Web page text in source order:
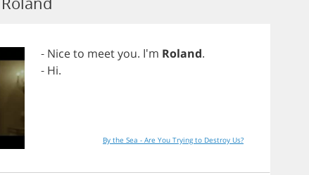
- Niceto meetyou. I'm Roland.
- Hi.
By the Sea - Are You Trying to Destroy Us?